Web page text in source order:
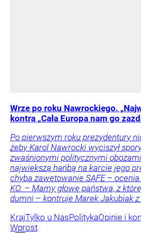
Wrze po roku Nawrockiego.
kontra „Cała Europa nam go
Po pierwszym roku prezydentury
żeby Karol Nawrocki wyciszył
zwaśnionymi politycznymi
największą hańbą na karcie jego
chyba zawetowanie SAFE –
KO. – Mamy głowę państwa, z
dumni – kontruje Marek Jakubiak z
KrajTylko u NasPolitykaOpinie i
Wprost